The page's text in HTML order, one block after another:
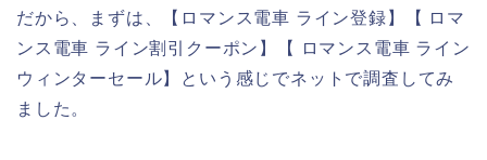
だから、まずは、【ロマンス電車 ライン登録】【 ロマ
ンス電車 ライン割引クーポン】【 ロマンス電車 ライン
ウィンターセール】という感じでネットで調査してみ
ました。